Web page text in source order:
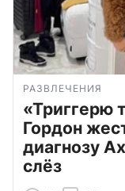
РАЗВЛЕЧЕНИЯ
«Триггерю
Гордон
диагнозу
слёз